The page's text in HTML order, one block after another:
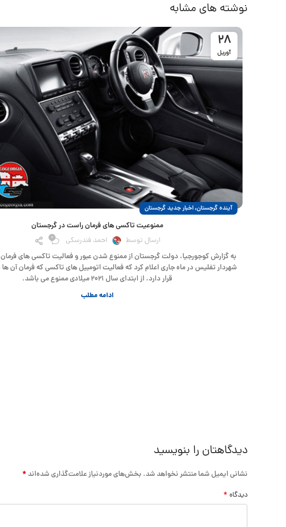
نوشته های مشابه
28
آوریل
آینده گرجستان,اخبار جدید گرجستان
ممنوعیت تاکسی های فرمان راست در گرجستان
ارسال توسط احمد فندرسکی 0
به گزارش کوجورجیا، دولت گرجستان از ممنوع شدن عبور و فعالیت تاکسی های
شهردار تفلیس در ماه جاری اعلام کرد که فعالیت اتومبیل های تاکسی که فرمان آن
قرار دارد، از ابتدای سال ۲۰۲۱ میلادی ممنوع می باشد.
ادامه مطلب
دیدگاهتان را بنویسید
نشانی ایمیل شما منتشر نخواهد شد. بخش‌های موردنیاز علامت‌گذاری شده‌اند*
دیدگاه *